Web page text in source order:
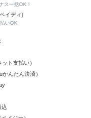
ス一括OK！
イディ)
いOK
ット支払い）
かんたん決済）
込